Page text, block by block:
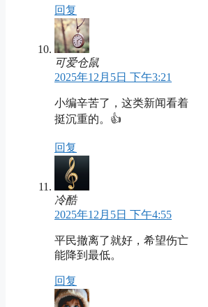
回复
可爱仓鼠
2025年12月5日 下午3:21
小编辛苦了，这类新闻看着
挺沉重的。👍
回复
冷酷
2025年12月5日 下午4:55
平民撤离了就好，希望伤亡
能降到最低。
回复